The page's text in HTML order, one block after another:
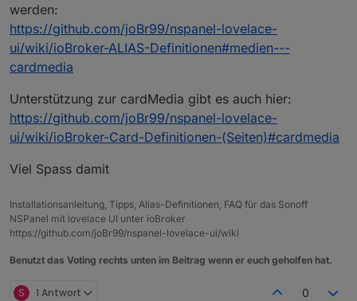
werden:
https://github.com/joBr99/nspanel-lovelace-
ui/wiki/ioBroker-ALIAS-Definitionen#medien---
cardmedia
Unterstützung zur cardMedia gibt es auch hier:
https://github.com/joBr99/nspanel-lovelace-
ui/wiki/ioBroker-Card-Definitionen-(Seiten)#cardmedia
Viel Spass damit
Installationsanleitung, Tipps, Alias-Definitionen, FAQ für das Sonoff
NSPanel mit lovelace UI unter ioBroker
https://github.com/joBr99/nspanel-lovelace-ui/wiki
Benutzt das Voting rechts unten im Beitrag wenn er euch geholfen hat.
S 1 Antwort 0